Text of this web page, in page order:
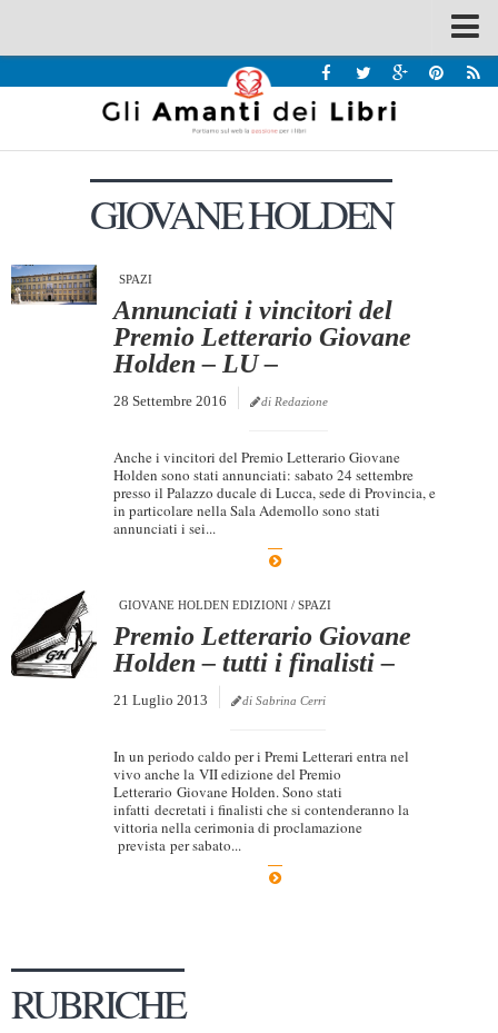
Recensioni
Interviste & Incontri
Chi siamo
Dicono di Noi
Archivio
Autori
Generi
Partnership
Giallo Stresa
Premio Chiara
GIOVANE HOLDEN
SPAZI
Annunciati i vincitori del
Premio Letterario Giovane
Holden – LU –
28 Settembre 2016 di Redazione
Anche i vincitori del Premio Letterario Giovane
Holden sono stati annunciati: sabato 24 settembre
presso il Palazzo ducale di Lucca, sede di Provincia, e
in particolare nella Sala Ademollo sono stati
annunciati i sei...
GIOVANE HOLDEN EDIZIONI / SPAZI
Premio Letterario Giovane
Holden – tutti i finalisti –
21 Luglio 2013 di Sabrina Cerri
In un periodo caldo per i Premi Letterari entra nel
vivo anche la VII edizione del Premio
Letterario Giovane Holden. Sono stati
infatti decretati i finalisti che si contenderanno la
vittoria nella cerimonia di proclamazione
prevista per sabato...
RUBRICHE